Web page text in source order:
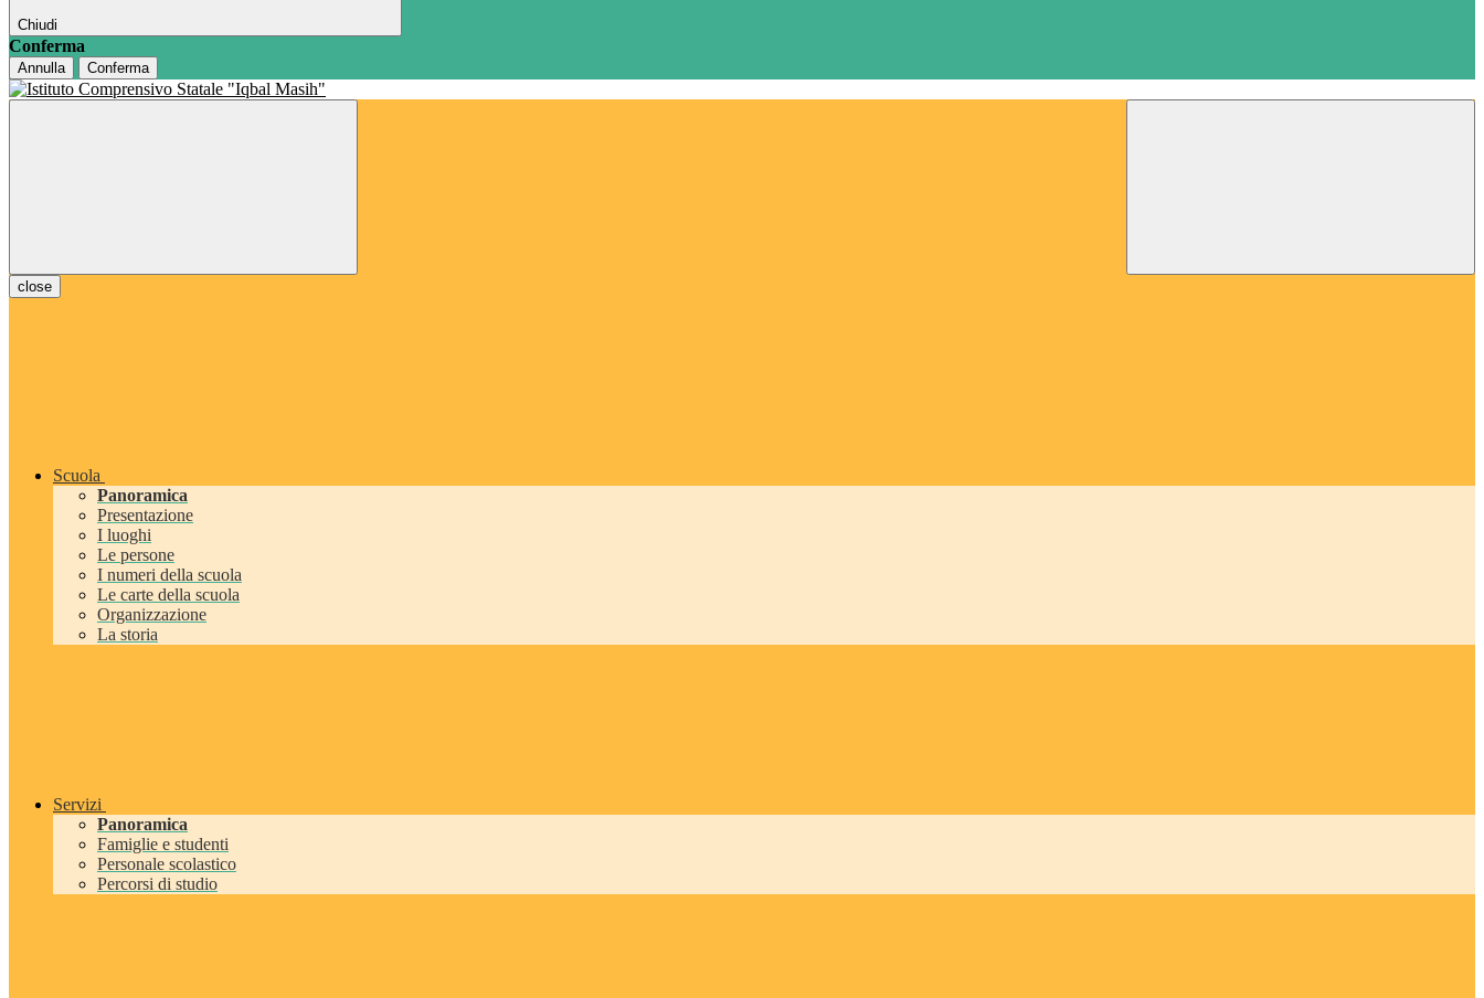
Chiudi
Conferma
Annulla Conferma
close
Scuola
Panoramica
Presentazione
I luoghi
Le persone
I numeri della scuola
Le carte della scuola
Organizzazione
La storia
Servizi
Panoramica
Famiglie e studenti
Personale scolastico
Percorsi di studio